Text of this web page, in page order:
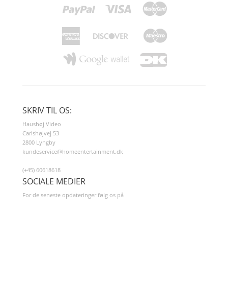
SKRIV TIL OS:
Haushøj Video
Carlshøjvej 53
2800 Lyngby
kundeservice@homeentertainment.dk
(+45) 60618618
SOCIALE MEDIER
For de seneste opdateringer følg os på